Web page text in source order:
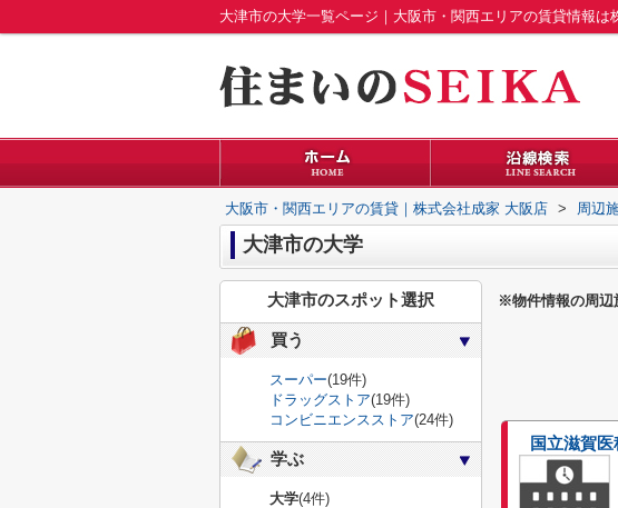
大津市の大学一覧ページ｜大阪市・関西エリアの賃貸情報は
大阪市・関西エリアの賃貸｜株式会社成家 大阪店 > 周辺
大津市の大学
※物件情報の周辺
国立滋賀
大津市のスポット選択
買う
スーパー(19件)
ドラッグストア(19件)
コンビニエンスストア(24件)
学ぶ
大学(4件)